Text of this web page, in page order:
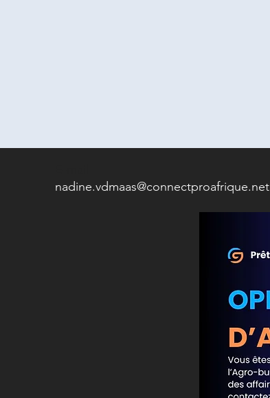
nadine.vdmaas@connectproafrique.net